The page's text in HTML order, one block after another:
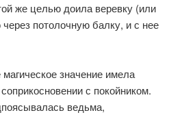
же целью доила веревку (или
потолочную балку, и с нее
значение имела
с покойником.
ведьма,